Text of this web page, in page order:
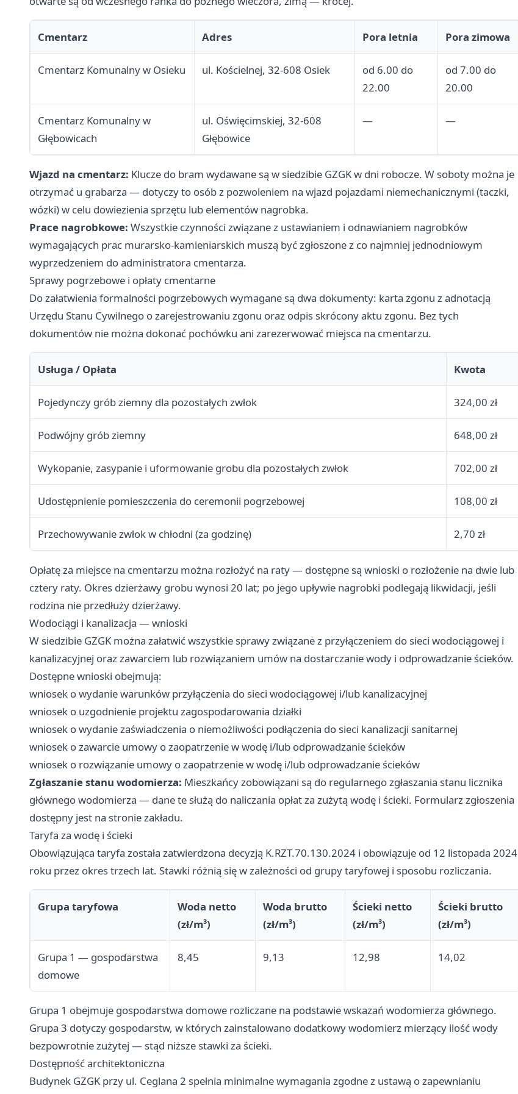
Cmentarz Adres Pora letnia Pora zimowa
Cmentarz Komunalny w Osieku ul. Kościelnej, 32-608 Osiek
od 6.00 do
22.00
od 7.00 do
20.00
Cmentarz Komunalny w
Głębowicach
ul. Oświęcimskiej, 32-608
Głębowice
— —
Wjazd na cmentarz: Klucze do bram wydawane są w siedzibie GZGK w dni robocze. W soboty można je
otrzymać u grabarza — dotyczy to osób z pozwoleniem na wjazd pojazdami niemechanicznymi (taczki,
wózki) w celu dowiezienia sprzętu lub elementów nagrobka.
Prace nagrobkowe: Wszystkie czynności związane z ustawianiem i odnawianiem nagrobków
wymagających prac murarsko-kamieniarskich muszą być zgłoszone z co najmniej jednodniowym
wyprzedzeniem do administratora cmentarza.
Sprawy pogrzebowe i opłaty cmentarne
Do załatwienia formalności pogrzebowych wymagane są dwa dokumenty: karta zgonu z adnotacją
Urzędu Stanu Cywilnego o zarejestrowaniu zgonu oraz odpis skrócony aktu zgonu. Bez tych
dokumentów nie można dokonać pochówku ani zarezerwować miejsca na cmentarzu.
Usługa / Opłata Kwota
Pojedynczy grób ziemny dla pozostałych zwłok 324,00 zł
Podwójny grób ziemny 648,00 zł
Wykopanie, zasypanie i uformowanie grobu dla pozostałych zwłok 702,00 zł
Udostępnienie pomieszczenia do ceremonii pogrzebowej 108,00 zł
Przechowywanie zwłok w chłodni (za godzinę) 2,70 zł
Opłatę za miejsce na cmentarzu można rozłożyć na raty — dostępne są wnioski o rozłożenie na dwie lub
cztery raty. Okres dzierżawy grobu wynosi 20 lat; po jego upływie nagrobki podlegają likwidacji, jeśli
rodzina nie przedłuży dzierżawy.
Wodociągi i kanalizacja — wnioski
W siedzibie GZGK można załatwić wszystkie sprawy związane z przyłączeniem do sieci wodociągowej i
kanalizacyjnej oraz zawarciem lub rozwiązaniem umów na dostarczanie wody i odprowadzanie ścieków.
Dostępne wnioski obejmują:
wniosek o wydanie warunków przyłączenia do sieci wodociągowej i/lub kanalizacyjnej
wniosek o uzgodnienie projektu zagospodarowania działki
wniosek o wydanie zaświadczenia o niemożliwości podłączenia do sieci kanalizacji sanitarnej
wniosek o zawarcie umowy o zaopatrzenie w wodę i/lub odprowadzanie ścieków
wniosek o rozwiązanie umowy o zaopatrzenie w wodę i/lub odprowadzanie ścieków
Zgłaszanie stanu wodomierza: Mieszkańcy zobowiązani są do regularnego zgłaszania stanu licznika
głównego wodomierza — dane te służą do naliczania opłat za zużytą wodę i ścieki. Formularz zgłoszenia
dostępny jest na stronie zakładu.
Taryfa za wodę i ścieki
Obowiązująca taryfa została zatwierdzona decyzją K.RZT.70.130.2024 i obowiązuje od 12 listopada 2024
roku przez okres trzech lat. Stawki różnią się w zależności od grupy taryfowej i sposobu rozliczania.
Grupa taryfowa
Woda netto
(zł/m³)
Woda brutto
(zł/m³)
Ścieki netto
(zł/m³)
Ścieki brutto
(zł/m³)
Grupa 1 — gospodarstwa
domowe
8,45 9,13 12,98 14,02
Grupa 1 obejmuje gospodarstwa domowe rozliczane na podstawie wskazań wodomierza głównego.
Grupa 3 dotyczy gospodarstw, w których zainstalowano dodatkowy wodomierz mierzący ilość wody
bezpowrotnie zużytej — stąd niższe stawki za ścieki.
Dostępność architektoniczna
Budynek GZGK przy ul. Ceglana 2 spełnia minimalne wymagania zgodne z ustawą o zapewnianiu